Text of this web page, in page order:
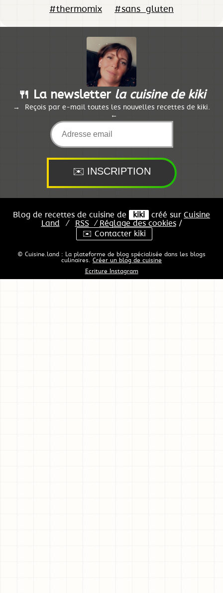
#thermomix #sans_gluten
🍴 La newsletter la cuisine de kiki
Reçois par e-mail toutes les nouvelles recettes de kiki.
Blog de recettes de cuisine de kiki créé sur Cuisine
Land
⁄ RSS ⁄ Réglage des cookies/
✉️ Contacter kiki
© Cuisine.land : La plateforme de blog spécialisée dans les blogs
culinaires. Créer un blog de cuisine
Ecriture Instagram